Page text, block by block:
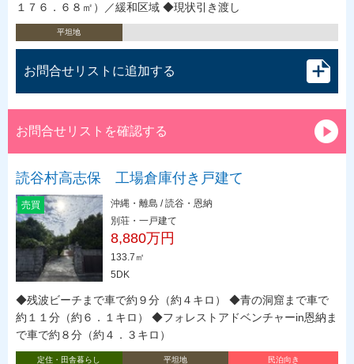
１７６．６８㎡）／緩和区域 ◆現状引き渡し
平坦地
お問合せリストに追加する
お問合せリストを確認する
読谷村高志保 工場倉庫付き戸建て
売買
沖縄・離島 / 読谷・恩納
別荘・一戸建て
8,880万円
133.7㎡
5DK
◆残波ビーチまで車で約９分（約４キロ） ◆青の洞窟まで車で
約１１分（約６．１キロ） ◆フォレストアドベンチャーin恩納ま
で車で約８分（約４．３キロ）
定住・田舎暮らし 平坦地 民泊向き